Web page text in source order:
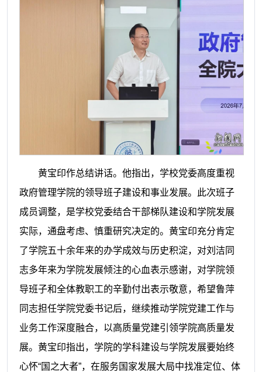
黄宝印作总结讲话。他指出，学校党委高度重视
政府管理学院的领导班子建设和事业发展。此次班子
成员调整，是学校党委结合干部梯队建设和学院发展
实际，通盘考虑、慎重研究决定的。黄宝印充分肯定
了学院五十余年来的办学成效与历史积淀，对刘洁同
志多年来为学院发展倾注的心血表示感谢，对学院领
导班子和全体教职工的辛勤付出表示敬意，希望鲁萍
同志担任学院党委书记后，继续推动学院党建工作与
业务工作深度融合，以高质量党建引领学院高质量发
展。黄宝印指出，学院的学科建设与学院发展要始终
心怀“国之大者”，在服务国家发展大局中找准定位、体